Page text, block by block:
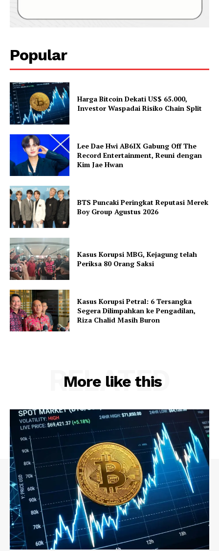
Popular
Harga Bitcoin Dekati US$ 65.000,
Investor Waspadai Risiko Chain Split
Lee Dae Hwi AB6IX Gabung Off The
Record Entertainment, Reuni dengan
Kim Jae Hwan
BTS Puncaki Peringkat Reputasi Merek
Boy Group Agustus 2026
Kasus Korupsi MBG, Kejagung telah
Periksa 80 Orang Saksi
Kasus Korupsi Petral: 6 Tersangka
Segera Dilimpahkan ke Pengadilan,
Riza Chalid Masih Buron
More like this
RELATED